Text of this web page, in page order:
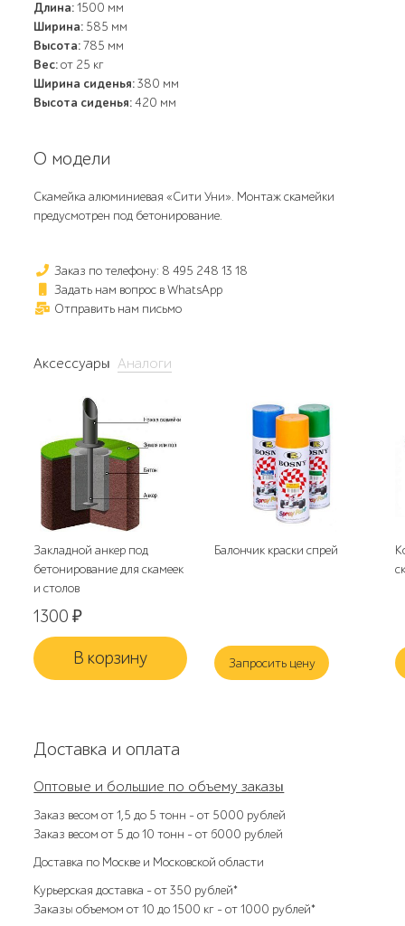
Длина:1500 мм
Ширина: 585 мм
Высота:785 мм
Вес:от 25 кг
Ширина сиденья:380 мм
Высота сиденья:420 мм
О модели
Скамейка алюминиевая «Сити Уни». Монтаж скамейки
предусмотрен под бетонирование.
Заказ по телефону: 8 495 248 13 18
Задать нам вопрос в WhatsApp
Отправить нам письмо
Аксессуары Аналоги
Закладной анкер под
бетонирование для скамеек
и столов
1300₽
В корзину
Балончик краски спрей
Запросить цену
Доставка и оплата
Оптовые и большие по объему заказы
Заказ весом от 1,5 до 5 тонн – от 5000 рублей
Заказ весом от 5 до 10 тонн – от 6000 рублей
Доставка по Москве и Московской области
Курьерская доставка – от 350 рублей*
Заказы объемом от 10 до 1500 кг – от 1000 рублей*